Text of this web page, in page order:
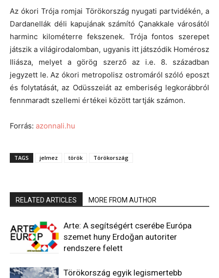
Az ókori Trója romjai Törökország nyugati partvidékén, a
Dardanellák déli kapujának számító Çanakkale városától
harminc kilométerre fekszenek. Trója fontos szerepet
játszik a világirodalomban, ugyanis itt játszódik Homérosz
Iliásza, melyet a görög szerző az i.e. 8. században
jegyzett le. Az ókori metropolisz ostromáról szóló eposzt
és folytatását, az Odüsszeiát az emberiség legkorábbról
fennmaradt szellemi értékei között tartják számon.
Forrás: azonnali.hu
TAGS jelmez török Törökország
RELATED ARTICLES MORE FROM AUTHOR
Arte: A segítségért cserébe Európa
szemet huny Erdoğan autoriter
rendszere felett
Törökország egyik legismertebb